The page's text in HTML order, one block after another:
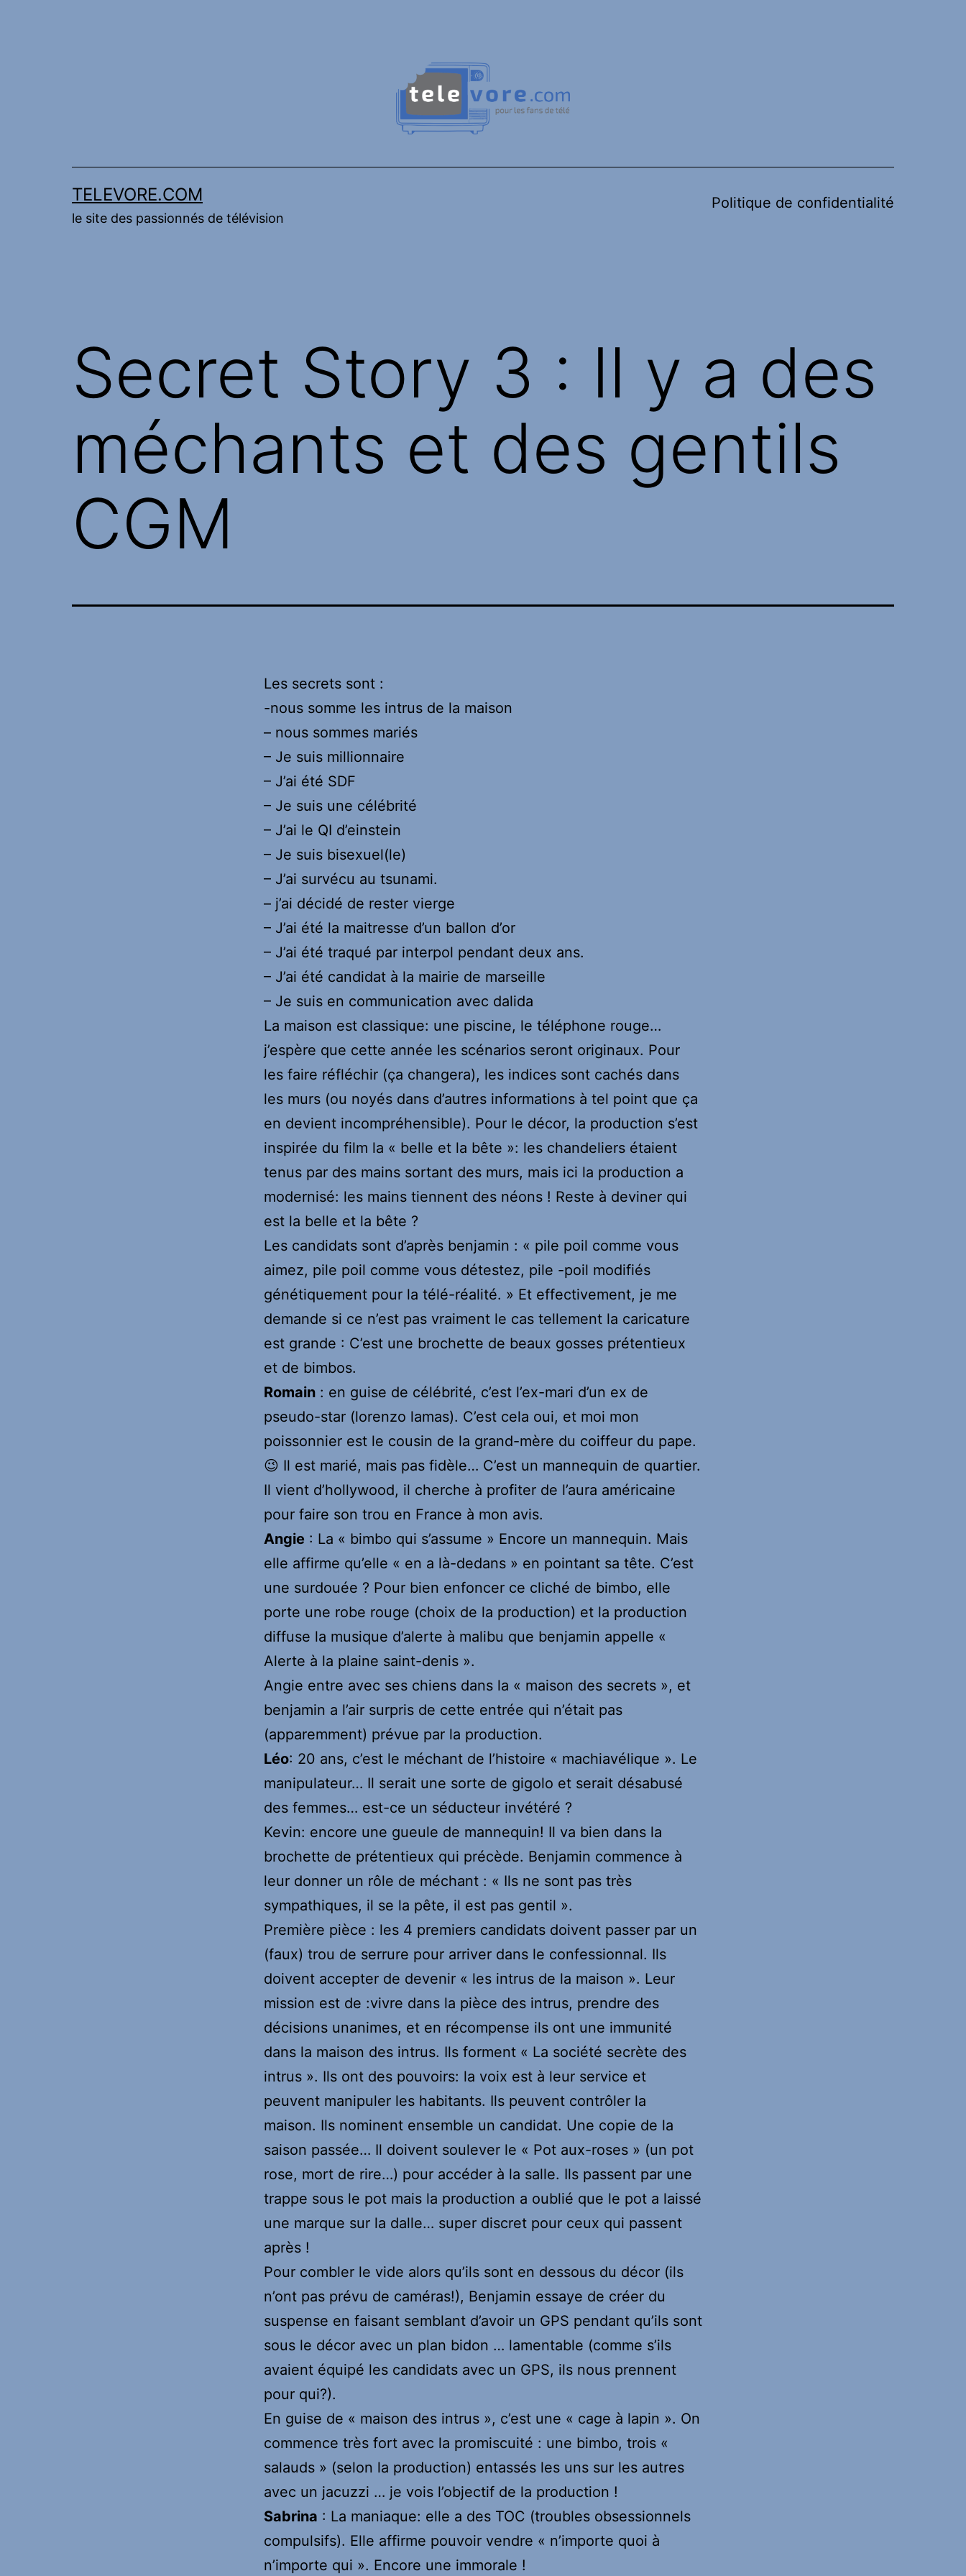
TELEVORE.COM
le site des passionnés de télévision
Politique de confidentialité
Secret Story 3 : Il y a des
méchants et des gentils
CGM
Les secrets sont :
-nous somme les intrus de la maison
– nous sommes mariés
– Je suis millionnaire
– J’ai été SDF
– Je suis une célébrité
– J’ai le QI d’einstein
– Je suis bisexuel(le)
– J’ai survécu au tsunami.
– j’ai décidé de rester vierge
– J’ai été la maitresse d’un ballon d’or
– J’ai été traqué par interpol pendant deux ans.
– J’ai été candidat à la mairie de marseille
– Je suis en communication avec dalida
La maison est classique: une piscine, le téléphone rouge…
j’espère que cette année les scénarios seront originaux. Pour
les faire réfléchir (ça changera), les indices sont cachés dans
les murs (ou noyés dans d’autres informations à tel point que ça
en devient incompréhensible). Pour le décor, la production s’est
inspirée du film la « belle et la bête »: les chandeliers étaient
tenus par des mains sortant des murs, mais ici la production a
modernisé: les mains tiennent des néons ! Reste à deviner qui
est la belle et la bête ?
Les candidats sont d’après benjamin : « pile poil comme vous
aimez, pile poil comme vous détestez, pile -poil modifiés
génétiquement pour la télé-réalité. » Et effectivement, je me
demande si ce n’est pas vraiment le cas tellement la caricature
est grande : C’est une brochette de beaux gosses prétentieux
et de bimbos.
Romain : en guise de célébrité, c’est l’ex-mari d’un ex de
pseudo-star (lorenzo lamas). C’est cela oui, et moi mon
poissonnier est le cousin de la grand-mère du coiffeur du pape.
😉 Il est marié, mais pas fidèle… C’est un mannequin de quartier.
Il vient d’hollywood, il cherche à profiter de l’aura américaine
pour faire son trou en France à mon avis.
Angie : La « bimbo qui s’assume » Encore un mannequin. Mais
elle affirme qu’elle « en a là-dedans » en pointant sa tête. C’est
une surdouée ? Pour bien enfoncer ce cliché de bimbo, elle
porte une robe rouge (choix de la production) et la production
diffuse la musique d’alerte à malibu que benjamin appelle «
Alerte à la plaine saint-denis ».
Angie entre avec ses chiens dans la « maison des secrets », et
benjamin a l’air surpris de cette entrée qui n’était pas
(apparemment) prévue par la production.
Léo: 20 ans, c’est le méchant de l’histoire « machiavélique ». Le
manipulateur… Il serait une sorte de gigolo et serait désabusé
des femmes… est-ce un séducteur invétéré ?
Kevin: encore une gueule de mannequin! Il va bien dans la
brochette de prétentieux qui précède. Benjamin commence à
leur donner un rôle de méchant : « Ils ne sont pas très
sympathiques, il se la pête, il est pas gentil ».
Première pièce : les 4 premiers candidats doivent passer par un
(faux) trou de serrure pour arriver dans le confessionnal. Ils
doivent accepter de devenir « les intrus de la maison ». Leur
mission est de :vivre dans la pièce des intrus, prendre des
décisions unanimes, et en récompense ils ont une immunité
dans la maison des intrus. Ils forment « La société secrète des
intrus ». Ils ont des pouvoirs: la voix est à leur service et
peuvent manipuler les habitants. Ils peuvent contrôler la
maison. Ils nominent ensemble un candidat. Une copie de la
saison passée… Il doivent soulever le « Pot aux-roses » (un pot
rose, mort de rire…) pour accéder à la salle. Ils passent par une
trappe sous le pot mais la production a oublié que le pot a laissé
une marque sur la dalle… super discret pour ceux qui passent
après !
Pour combler le vide alors qu’ils sont en dessous du décor (ils
n’ont pas prévu de caméras!), Benjamin essaye de créer du
suspense en faisant semblant d’avoir un GPS pendant qu’ils sont
sous le décor avec un plan bidon … lamentable (comme s’ils
avaient équipé les candidats avec un GPS, ils nous prennent
pour qui?).
En guise de « maison des intrus », c’est une « cage à lapin ». On
commence très fort avec la promiscuité : une bimbo, trois «
salauds » (selon la production) entassés les uns sur les autres
avec un jacuzzi … je vois l’objectif de la production !
Sabrina : La maniaque: elle a des TOC (troubles obsessionnels
compulsifs). Elle affirme pouvoir vendre « n’importe quoi à
n’importe qui ». Encore une immorale !